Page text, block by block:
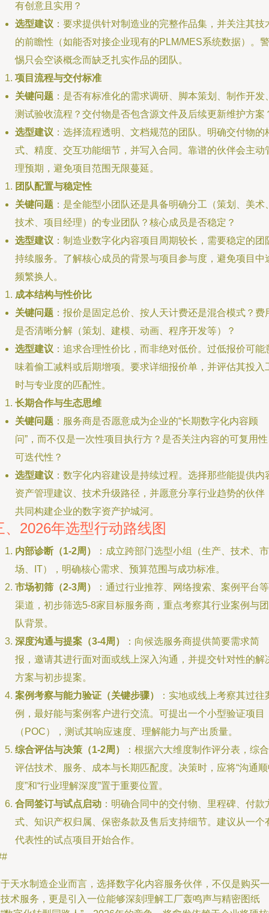
有创意且实用？
选型建议 ：要求提供针对制造业的完整作品集，并关注其技
的前瞻性（如能否对接企业现有的PLM/MES系统数据）。警
惕只会空谈概念而缺乏扎实作品的团队。
项目流程与交付标准
关键问题 ：是否有标准化的需求调研、脚本策划、制作开发
测试验收流程？交付物是否包含源文件及后续更新维护方案
选型建议 ：选择流程透明、文档规范的团队。明确交付物的
式、精度、交互功能细节，并写入合同。靠谱的伙伴会主动
理预期，避免项目范围无限蔓延。
团队配置与稳定性
关键问题 ：是全能型小团队还是具备明确分工（策划、美术
技术、项目经理）的专业团队？核心成员是否稳定？
选型建议 ：制造业数字化内容项目周期较长，需要稳定的团
持续服务。了解核心成员的背景与项目参与度，避免项目中
频繁换人。
成本结构与性价比
关键问题 ：报价是固定总价、按人天计费还是混合模式？费
是否清晰分解（策划、建模、动画、程序开发等）？
选型建议 ：追求合理性价比，而非绝对低价。过低报价可能
味着偷工减料或后期增项。要求详细报价单，并评估其投入
时与专业度的匹配性。
长期合作与生态思维
关键问题 ：服务商是否愿意成为企业的“长期数字化内容顾
问”，而不仅是一次性项目执行方？是否关注内容的可复用
可迭代性？
选型建议 ：数字化内容建设是持续过程。选择那些能提供内
资产管理建议、技术升级路径，并愿意分享行业趋势的伙伴
共同构建企业的数字资产护城河。
、2026年选型行动路线图
内部诊断（1-2周）
：成立跨部门选型小组（生产、技术、市
场、IT），明确核心需求、预算范围与成功标准。
市场初筛（2-3周）
：通过行业推荐、网络搜索、案例平台等
渠道，初步筛选5-8家目标服务商，重点考察其行业案例与团
队背景。
深度沟通与提案（3-4周）
：向候选服务商提供简要需求简
报，邀请其进行面对面或线上深入沟通，并提交针对性的解
方案与初步提案。
案例考察与能力验证（关键步骤）
：实地或线上考察其过往
例，最好能与案例客户进行交流。可提出一个小型验证项目
（POC），测试其响应速度、理解能力与产出质量。
综合评估与决策（1-2周）
：根据六大维度制作评分表，综合
评估技术、服务、成本与长期匹配度。决策时，应将“沟通
度”和“行业理解深度”置于重要位置。
合同签订与试点启动 ：明确合同中的交付物、里程碑、付款
式、知识产权归属、保密条款及售后支持细节。建议从一个
代表性的试点项目开始合作。
天水制造企业而言，选择数字化内容服务伙伴，不仅是购买一
术服务，更是引入一位能够深刻理解工厂轰鸣声与精密图纸